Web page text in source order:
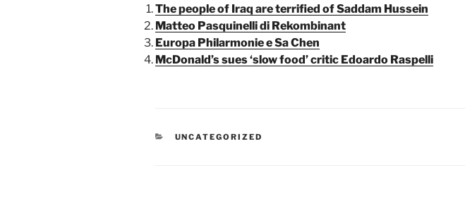
The people of Iraq are terrified of Saddam Hussein
Matteo Pasquinelli di Rekombinant
Europa Philarmonie e Sa Chen
McDonald’s sues ‘slow food’ critic Edoardo Raspelli
CATEGORIE
UNCATEGORIZED